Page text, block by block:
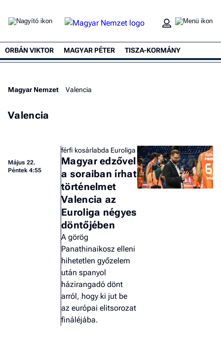
ORBÁN VIKTOR MAGYAR PÉTER TISZA-KORMÁNY
Magyar Nemzet Valencia
Valencia
Május 22.
Péntek 4:55
férfi kosárlabda Euroliga
Magyar edzővel
a soraiban írhat
történelmet
Valencia az
Euroliga négyes
döntőjében
A görög
Panathinaikosz elleni
hihetetlen győzelem
után spanyol
házirangadó dönt
arról, hogy ki jut be
az európai elitsorozat
fináléjába.